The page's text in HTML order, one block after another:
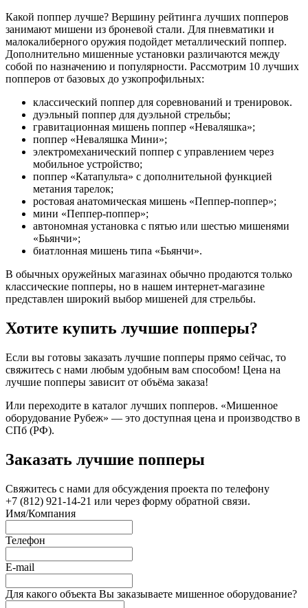
Какой поппер лучше? Вершину рейтинга лучших попперов
занимают мишени из броневой стали. Для пневматики и
малокалиберного оружия подойдет металлический поппер.
Дополнительно мишенные установки различаются между
собой по назначению и популярности. Рассмотрим 10 лучших
попперов от базовых до узкопрофильных:
классический поппер для соревнований и тренировок.
дуэльный поппер для дуэльной стрельбы;
гравитационная мишень поппер «Неваляшка»;
поппер «Неваляшка Мини»;
электромеханический поппер с управлением через
мобильное устройство;
поппер «Катапульта» с дополнительной функцией
метания тарелок;
ростовая анатомическая мишень «Пеппер-поппер»;
мини «Пеппер-поппер»;
автономная установка с пятью или шестью мишенями
«Бьянчи»;
биатлонная мишень типа «Бьянчи».
В обычных оружейных магазинах обычно продаются только
классические попперы, но в нашем интернет-магазине
представлен широкий выбор мишеней для стрельбы.
Хотите купить лучшие попперы?
Если вы готовы заказать лучшие попперы прямо сейчас, то
свяжитесь с нами любым удобным вам способом! Цена на
лучшие попперы зависит от объёма заказа!
Или переходите в каталог лучших попперов. «Мишенное
оборудование Рубеж» — это доступная цена и производство в
СПб (РФ).
Заказать лучшие попперы
Свяжитесь с нами для обсуждения проекта по телефону
+7 (812) 921-14-21 или через форму обратной связи.
Имя/Компания
Телефон
E-mail
Для какого объекта Вы заказываете мишенное оборудование?